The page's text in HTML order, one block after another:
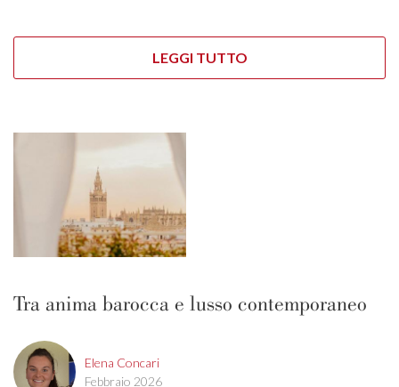
LEGGI TUTTO
Tra anima barocca e lusso contemporaneo
Elena Concari
Febbraio 2026